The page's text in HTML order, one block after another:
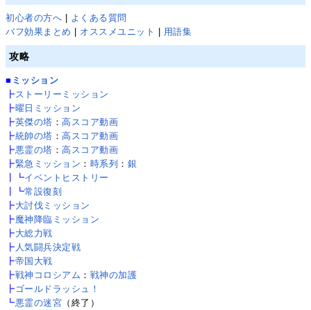
初心者の方へ | よくある質問
バフ効果まとめ | オススメユニット | 用語集
攻略
■ ミッション
┣ ストーリーミッション
┣曜日ミッション
┣英傑の塔 ：高スコア動画
┣統帥の塔 ：高スコア動画
┣悪霊の塔 ：高スコア動画
┣緊急ミッション ： 時系列 ： 銀
┃┗イベントヒストリー
┃┗常設復刻
┣大討伐ミッション
┣魔神降臨ミッション
┣大総力戦
┣ 人気闘兵決定戦
┣帝国大戦
┣戦神コロシアム ： 戦神の加護
┣ ゴールドラッシュ！
┗悪霊の迷宮 （終了）